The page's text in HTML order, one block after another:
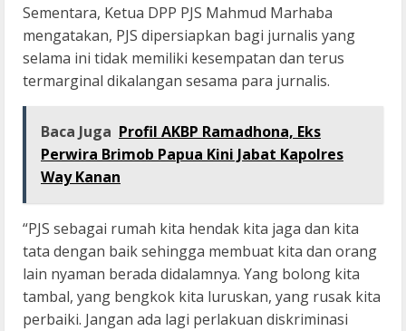
Sementara, Ketua DPP PJS Mahmud Marhaba
mengatakan, PJS dipersiapkan bagi jurnalis yang
selama ini tidak memiliki kesempatan dan terus
termarginal dikalangan sesama para jurnalis.
Baca Juga Profil AKBP Ramadhona, Eks
Perwira Brimob Papua Kini Jabat Kapolres
Way Kanan
“PJS sebagai rumah kita hendak kita jaga dan kita
tata dengan baik sehingga membuat kita dan orang
lain nyaman berada didalamnya. Yang bolong kita
tambal, yang bengkok kita luruskan, yang rusak kita
perbaiki. Jangan ada lagi perlakuan diskriminasi